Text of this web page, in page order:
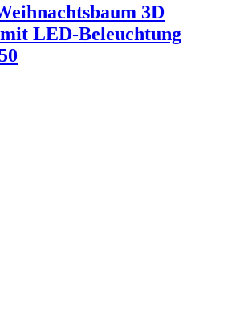
3D
LED-Beleuchtung